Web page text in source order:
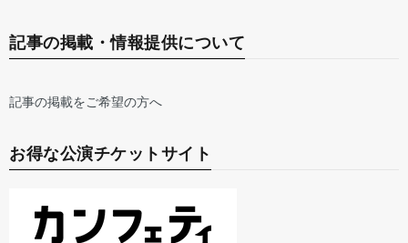
記事の掲載・情報提供について
記事の掲載をご希望の方へ
お得な公演チケットサイト